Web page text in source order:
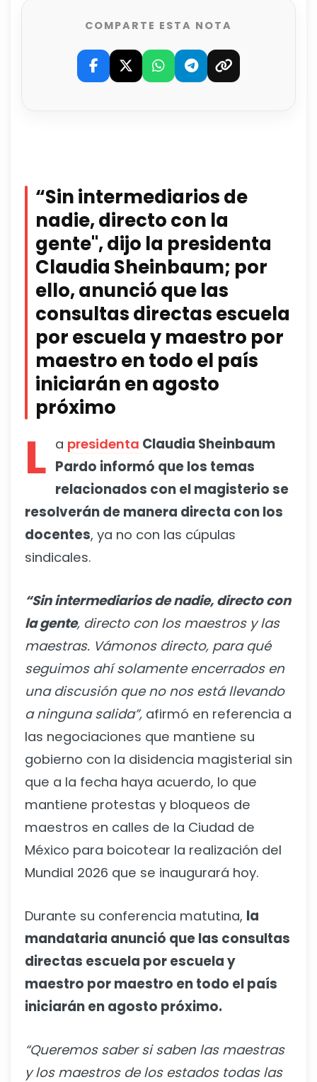
COMPARTE ESTA NOTA
“Sin intermediarios de
nadie, directo con la
gente", dijo la presidenta
Claudia Sheinbaum; por
ello, anunció que las
consultas directas escuela
por escuela y maestro por
maestro en todo el país
iniciarán en agosto
próximo
L a presidenta Claudia Sheinbaum
Pardo informó que los temas
relacionados con el magisterio se
resolverán de manera directa con los
docentes, ya no con las cúpulas
sindicales.
“Sin intermediarios de nadie, directo con
la gente, directo con los maestros y las
maestras. Vámonos directo, para qué
seguimos ahí solamente encerrados en
una discusión que no nos está llevando
a ninguna salida”, afirmó en referencia a
las negociaciones que mantiene su
gobierno con la disidencia magisterial sin
que a la fecha haya acuerdo, lo que
mantiene protestas y bloqueos de
maestros en calles de la Ciudad de
México para boicotear la realización del
Mundial 2026 que se inaugurará hoy.
Durante su conferencia matutina, la
mandataria anunció que las consultas
directas escuela por escuela y
maestro por maestro en todo el país
iniciarán en agosto próximo.
“Queremos saber si saben las maestras
y los maestros de los estados todas las